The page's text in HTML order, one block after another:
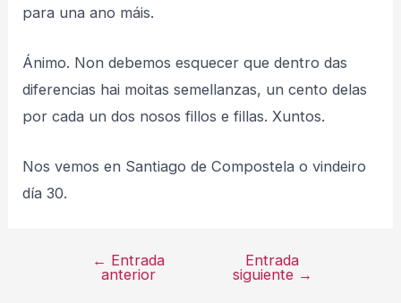
para una ano máis.
Ánimo. Non debemos esquecer que dentro das
diferencias hai moitas semellanzas, un cento delas
por cada un dos nosos fillos e fillas. Xuntos.
Nos vemos en Santiago de Compostela o vindeiro
día 30.
Navegación
← Entrada
anterior
Entrada
siguiente →